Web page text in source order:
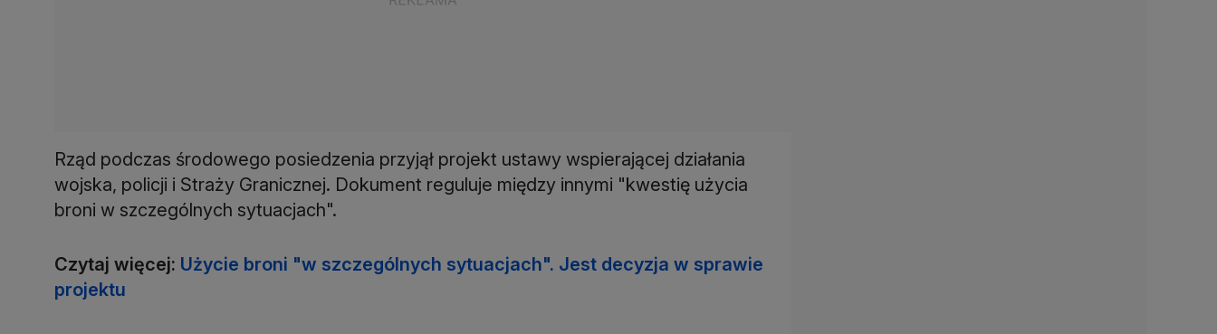
Rząd podczas środowego posiedzenia przyjął projekt ustawy wspierającej działania
wojska, policji i Straży Granicznej. Dokument reguluje między innymi "kwestię użycia
broni w szczególnych sytuacjach".
Czytaj więcej: Użycie broni "w szczególnych sytuacjach". Jest decyzja w sprawie
projektu